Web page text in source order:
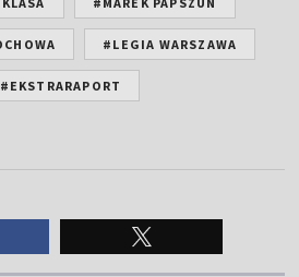
#LEGIA WARSZAWA
#EKSTRARAPORT